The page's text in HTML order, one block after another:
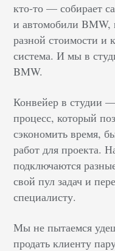
кто-то — собирает
и автомобили
разной стоимости и
система. И мы в
BMW.
Конвейер в студии
процесс, который
сэкономить время,
работ для проекта.
подключаются
свой пул задач и
специалисту.
Мы не пытаемся
продать клиенту